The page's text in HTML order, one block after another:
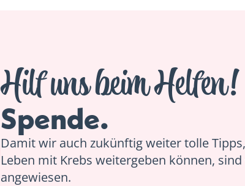
Hilf uns beim Helfen!
Spende.
Damit wir auch zukünftig weiter tolle
Leben mit Krebs weitergeben können,
angewiesen.